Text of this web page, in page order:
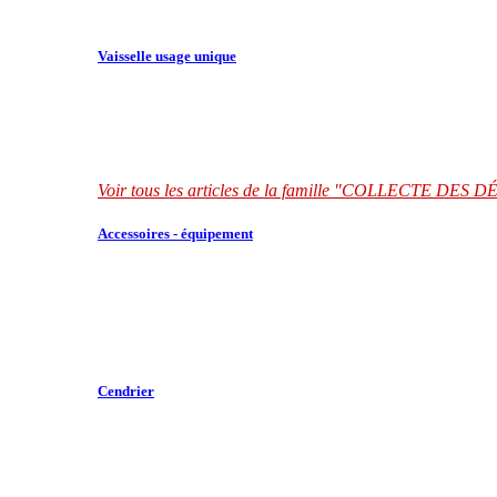
Vaisselle usage unique
Voir tous les articles de la famille "COLLECTE DES
Accessoires - équipement
Cendrier